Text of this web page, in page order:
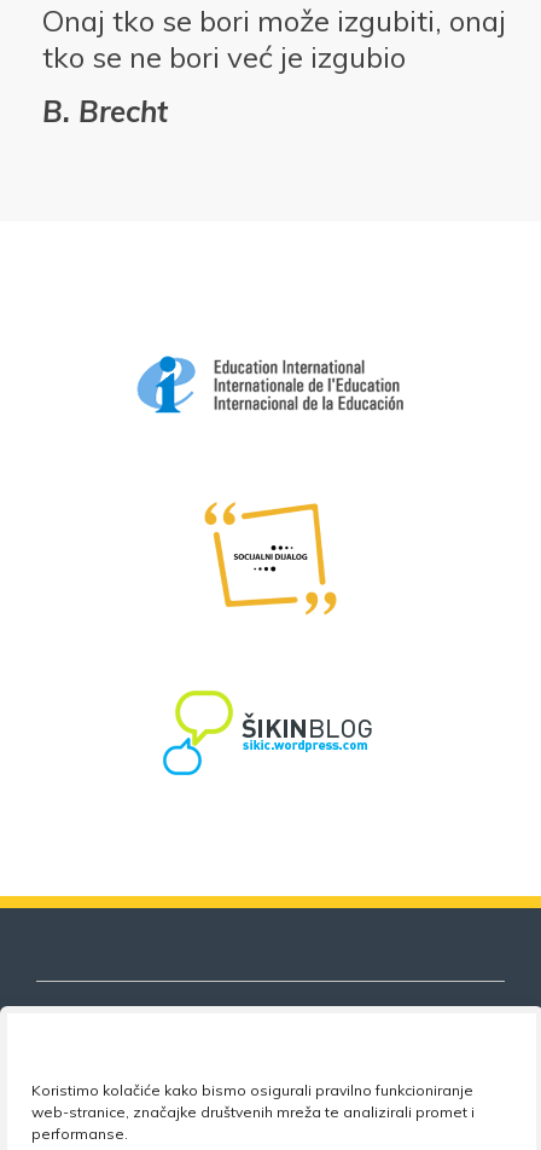
Koristimo kolačiće kako bismo osigurali pravilno funkcioniranje
web-stranice, značajke društvenih mreža te analizirali promet i
performanse.
Onaj tko se bori može izgubiti, onaj
tko se ne bori već je izgubio
B. Brecht
Nezavisni sindikat znanosti i visokog
obrazovanja